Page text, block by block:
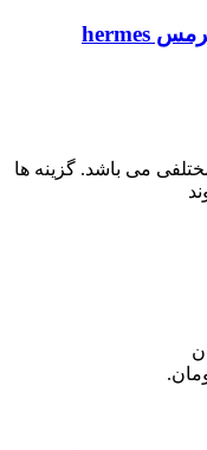
می باشد. گزینه ها
تومان